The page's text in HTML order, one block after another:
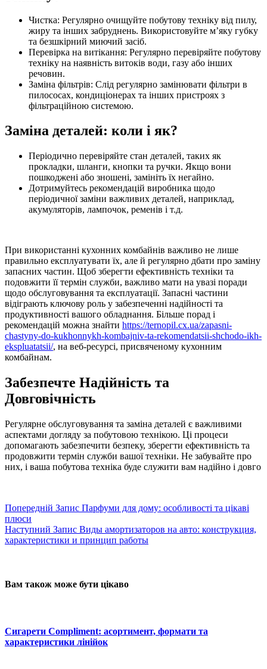
Чистка: Регулярно очищуйте побутову техніку від пилу,
жиру та інших забруднень. Використовуйте м’яку губку
та безшкірний миючий засіб.
Перевірка на витікання: Регулярно перевіряйте побутову
техніку на наявність витоків води, газу або інших
речовин.
Заміна фільтрів: Слід регулярно замінювати фільтри в
пилососах, кондиціонерах та інших пристроях з
фільтраційною системою.
Заміна деталей: коли і як?
Періодично перевіряйте стан деталей, таких як
прокладки, шланги, кнопки та ручки. Якщо вони
пошкоджені або зношені, замініть їх негайно.
Дотримуйтесь рекомендацій виробника щодо
періодичної заміни важливих деталей, наприклад,
акумуляторів, лампочок, ременів і т.д.
При використанні кухонних комбайнів важливо не лише
правильно експлуатувати їх, але й регулярно дбати про заміну
запасних частин. Щоб зберегти ефективність техніки та
подовжити її термін служби, важливо мати на увазі поради
щодо обслуговування та експлуатації. Запасні частини
відіграють ключову роль у забезпеченні надійності та
продуктивності вашого обладнання. Більше порад і
рекомендацій можна знайти https://ternopil.cx.ua/zapasni-
chastyny-do-kukhonnykh-kombajniv-ta-rekomendatsii-shchodo-ikh-
ekspluatatsii/, на веб-ресурсі, присвяченому кухонним
комбайнам.
Забезпечте Надійність та
Довговічність
Регулярне обслуговування та заміна деталей є важливими
аспектами догляду за побутовою технікою. Ці процеси
допомагають забезпечити безпеку, зберегти ефективність та
продовжити термін служби вашої техніки. Не забувайте про
них, і ваша побутова техніка буде служити вам надійно і довго
Попередній Запис Парфуми для дому: особливості та цікаві
плюси
Наступний Запис Виды амортизаторов на авто: конструкция,
характеристики и принцип работы
Вам також може бути цікаво
Сигарети Compliment: асортимент, формати та
характеристики лінійок